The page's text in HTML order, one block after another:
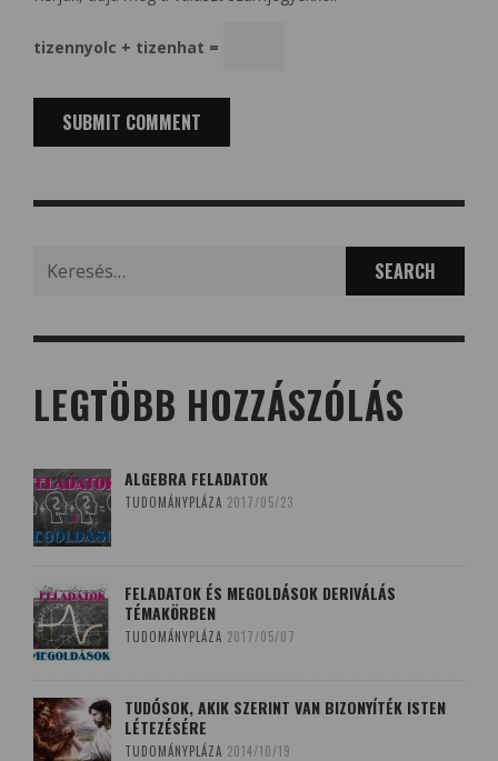
tizennyolc + tizenhat =
for:
LEGTÖBB HOZZÁSZÓLÁS
ALGEBRA FELADATOK
TUDOMÁNYPLÁZA 2017/05/23
FELADATOK ÉS MEGOLDÁSOK DERIVÁLÁS
TÉMAKÖRBEN
TUDOMÁNYPLÁZA 2017/05/07
TUDÓSOK, AKIK SZERINT VAN BIZONYÍTÉK ISTEN
LÉTEZÉSÉRE
TUDOMÁNYPLÁZA 2014/10/19